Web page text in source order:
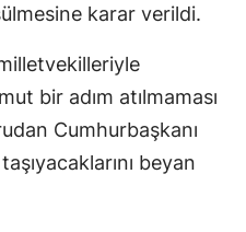
Sivas
Tekirdağ
Tokat
Trabzon
karar verildi.
bir adım atılmaması
Cumhurbaşkanı
beyan